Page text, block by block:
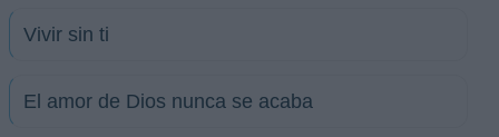
Vivir sin ti
El amor de Dios nunca se acaba